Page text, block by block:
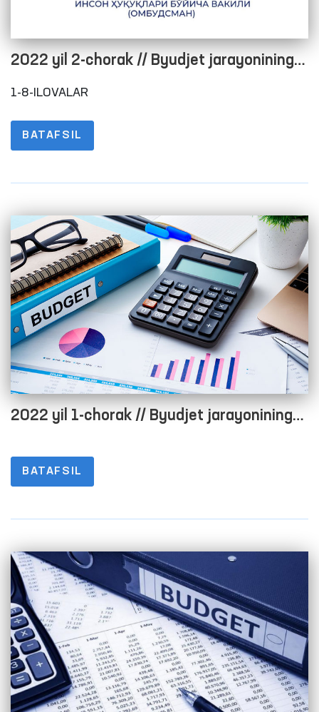
2022 yil 2-chorak // Byudjet jarayonining
ochiqligini taʼminlash maqsadida rasmiy
tartibi to‘g‘risidagi nizomning 1-8-
ILOVALARI
1-8-ILOVALAR
BATAFSIL
2022 yil 1-chorak // Byudjet jarayonining
veb-saytida maʼlumotlarni joylashtirish
tartibi to‘g‘risidagi nizomning 1-8-
BATAFSIL